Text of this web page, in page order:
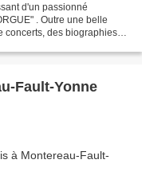
d'un passionné
. Outre une belle
concerts, des biographies
Fault-Yonne